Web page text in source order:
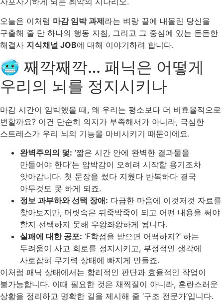
오늘은 이처럼 마감 임박 과제라는 벼랑 끝에 내몰린 당신을
구출해 줄 단 하나의 행동 지침, 그리고 그 중심에 있는 든든한
해결사 지식채널 JOB에 대해 이야기하려 합니다.
🥶 째깍째깍… 패닉은 어떻게
우리의 뇌를 정지시키나
마감 시간이 임박했을 때, 왜 우리는 평소보다 더 비효율적으로
변할까요? 이건 단순히 의지가 부족해서가 아니라, 극심한
스트레스가 우리 뇌의 기능을 마비시키기 때문이에요.
완벽주의의 덫: ‘짧은 시간 안에 완벽한 결과물을
만들어야 한다’는 압박감이 오히려 시작할 용기조차
앗아갑니다. 첫 문장을 썼다 지웠다 반복하다 결국
아무것도 못 하게 되죠.
정보 과부하와 선택 장애: 다급한 마음에 이것저것 자료를
찾아보지만, 머릿속은 뒤죽박죽이 되고 어떤 내용을 써야
할지 선택하지 못해 우왕좌왕하게 됩니다.
실패에 대한 공포: ‘F학점을 받으면 어떡하지?’ 하는
두려움이 사고 회로를 정지시키고, 부정적인 생각에
사로잡혀 무기력 상태에 빠지게 만들죠.
이처럼 패닉 상태에서는 합리적인 판단과 효율적인 작업이
불가능합니다. 이때 필요한 것은 채찍질이 아니라, 혼란스러운
상황을 정리하고 명확한 길을 제시해 줄 ‘구조 전문가’입니다.